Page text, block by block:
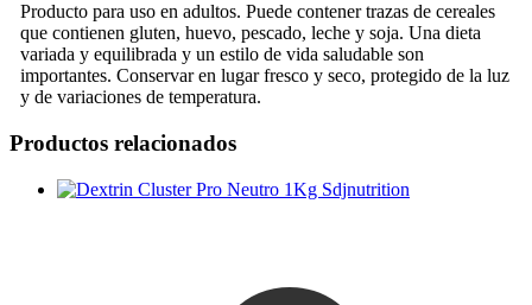
Producto para uso en adultos. Puede contener trazas de cereales
que contienen gluten, huevo, pescado, leche y soja. Una dieta
variada y equilibrada y un estilo de vida saludable son
importantes. Conservar en lugar fresco y seco, protegido de la luz
y de variaciones de temperatura.
Productos relacionados